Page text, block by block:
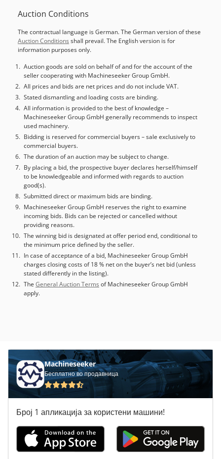
Auction Conditions
The contractual language is German. The German version of these
Auction Conditions shall prevail. The English version is for
information purposes only.
Auction goods are sold on behalf of and for the account of the
seller cooperating with Machineseeker Group GmbH.
All prices and bids are net prices and do not include VAT.
Stated dismantling and loading costs are binding.
All information is provided to the best of knowledge –
Machineseeker Group GmbH generally recommends to inspect
used machinery.
Bidding is reserved for commercial buyers – sale exclusively to
commercial buyers.
The duration of an auction may be subject to change.
By placing a bid, the prospective buyer declares herself/himself
to be knowledgeable and informed with regards to auction
good(s).
Submitted direct or maximum bids are binding.
Machineseeker Group GmbH reserves the right to examine
incoming bids. Bids can be rejected or cancelled without
providing reasons.
The winning bid is designated at offer period end, conditional to
the minimum price defined by the seller.
In case of acceptance of a bid, Machineseeker Group GmbH
charges closing costs of 18 % net on the buyer’s net bid (unless
stated differently in the listing).
The General Auction Terms of Machineseeker Group GmbH
apply.
Machineseeker
Бесплатно во продавница
Број 1 апликација за користени машини!